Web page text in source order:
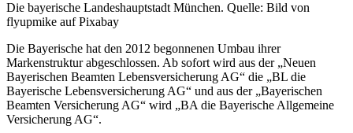
Die bayerische Landeshauptstadt München. Quelle: Bild von
flyupmike auf Pixabay
Die Bayerische hat den 2012 begonnenen Umbau ihrer
Markenstruktur abgeschlossen. Ab sofort wird aus der „Neuen
Bayerischen Beamten Lebensversicherung AG“ die „BL die
Bayerische Lebensversicherung AG“ und aus der „Bayerischen
Beamten Versicherung AG“ wird „BA die Bayerische Allgemeine
Versicherung AG“.